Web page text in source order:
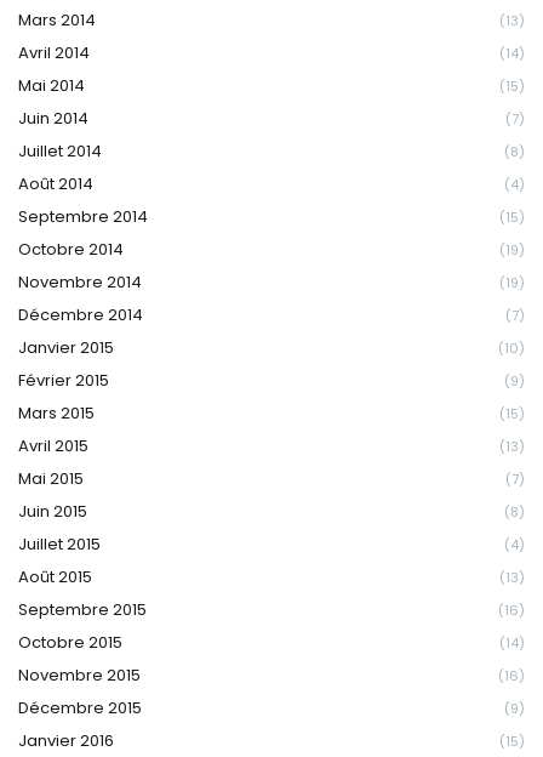
Mars 2014 (13)
Avril 2014 (14)
Mai 2014 (15)
Juin 2014 (7)
Juillet 2014 (8)
Août 2014 (4)
Septembre 2014 (15)
Octobre 2014 (19)
Novembre 2014 (19)
Décembre 2014 (7)
Janvier 2015 (10)
Février 2015 (9)
Mars 2015 (15)
Avril 2015 (13)
Mai 2015 (7)
Juin 2015 (8)
Juillet 2015 (4)
Août 2015 (13)
Septembre 2015 (16)
Octobre 2015 (14)
Novembre 2015 (16)
Décembre 2015 (9)
Janvier 2016 (15)